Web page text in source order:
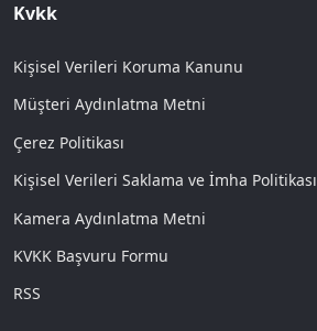
Kvkk
Kişisel Verileri Koruma Kanunu
Müşteri Aydınlatma Metni
Çerez Politikası
Kişisel Verileri Saklama ve İmha Politikası
Kamera Aydınlatma Metni
KVKK Başvuru Formu
RSS